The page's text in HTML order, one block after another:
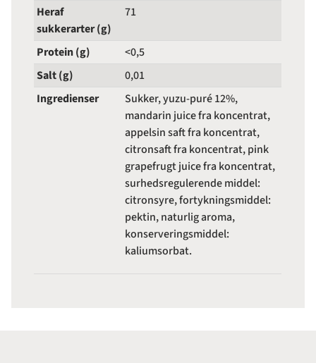
Heraf
sukkerarter (g)
71
Protein (g)
<0,5
Salt (g)
0,01
Ingredienser
Sukker, yuzu-puré 12%,
mandarin juice fra koncentrat,
appelsin saft fra koncentrat,
citronsaft fra koncentrat, pink
grapefrugt juice fra koncentrat,
surhedsregulerende middel:
citronsyre, fortykningsmiddel:
pektin, naturlig aroma,
konserveringsmiddel:
kaliumsorbat.